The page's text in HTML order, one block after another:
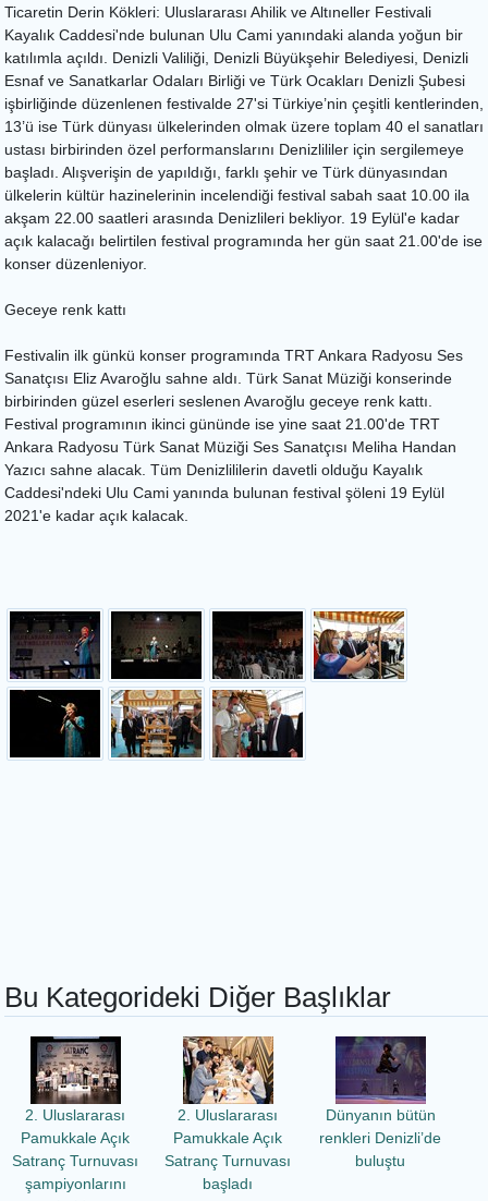
Ticaretin Derin Kökleri: Uluslararası Ahilik ve Altıneller Festivali
Kayalık Caddesi'nde bulunan Ulu Cami yanındaki alanda yoğun bir
katılımla açıldı. Denizli Valiliği, Denizli Büyükşehir Belediyesi, Denizli
Esnaf ve Sanatkarlar Odaları Birliği ve Türk Ocakları Denizli Şubesi
işbirliğinde düzenlenen festivalde 27'si Türkiye’nin çeşitli kentlerinden,
13’ü ise Türk dünyası ülkelerinden olmak üzere toplam 40 el sanatları
ustası birbirinden özel performanslarını Denizlililer için sergilemeye
başladı. Alışverişin de yapıldığı, farklı şehir ve Türk dünyasından
ülkelerin kültür hazinelerinin incelendiği festival sabah saat 10.00 ila
akşam 22.00 saatleri arasında Denizlileri bekliyor. 19 Eylül'e kadar
açık kalacağı belirtilen festival programında her gün saat 21.00'de ise
konser düzenleniyor.
Geceye renk kattı
Festivalin ilk günkü konser programında TRT Ankara Radyosu Ses
Sanatçısı Eliz Avaroğlu sahne aldı. Türk Sanat Müziği konserinde
birbirinden güzel eserleri seslenen Avaroğlu geceye renk kattı.
Festival programının ikinci gününde ise yine saat 21.00'de TRT
Ankara Radyosu Türk Sanat Müziği Ses Sanatçısı Meliha Handan
Yazıcı sahne alacak. Tüm Denizlililerin davetli olduğu Kayalık
Caddesi'ndeki Ulu Cami yanında bulunan festival şöleni 19 Eylül
2021'e kadar açık kalacak.
Bu Kategorideki Diğer Başlıklar
2. Uluslararası
Pamukkale Açık
Satranç Turnuvası
şampiyonlarını
2. Uluslararası
Pamukkale Açık
Satranç Turnuvası
başladı
Dünyanın bütün
renkleri Denizli’de
buluştu